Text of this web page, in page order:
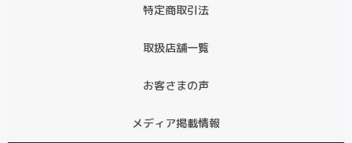
特定商取引法
取扱店舗一覧
お客さまの声
メディア掲載情報